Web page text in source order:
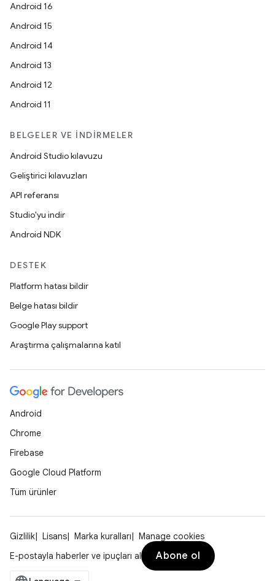
Android 16
Android 15
Android 14
Android 13
Android 12
Android 11
BELGELER VE İNDIRMELER
Android Studio kılavuzu
Geliştirici kılavuzları
API referansı
Studio'yu indir
Android NDK
DESTEK
Platform hatası bildir
Belge hatası bildir
Google Play support
Araştırma çalışmalarına katıl
Android
Chrome
Firebase
Google Cloud Platform
Tüm ürünler
Gizlilik Lisans Marka kuralları
Manage cookies
E-postayla haberler ve ipuçları al
Abone ol